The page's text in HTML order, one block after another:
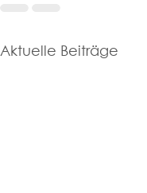
Aktuelle Beiträge